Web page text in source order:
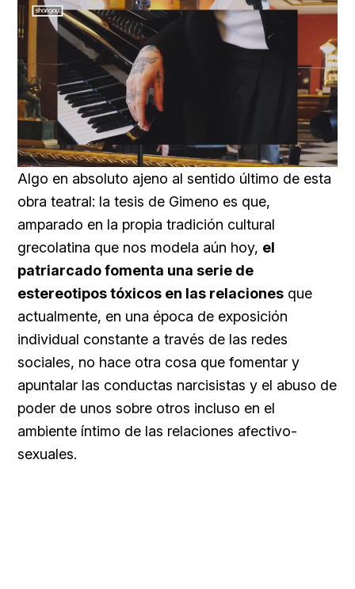
Unmute Loaded:
59.22%
Algo en absoluto ajeno al sentido último de esta
obra teatral: la tesis de Gimeno es que,
amparado en la propia tradición cultural
grecolatina que nos modela aún hoy, el
patriarcado fomenta una serie de
estereotipos tóxicos en las relaciones que
actualmente, en una época de exposición
individual constante a través de las redes
sociales, no hace otra cosa que fomentar y
apuntalar las conductas narcisistas y el abuso de
poder de unos sobre otros incluso en el
ambiente íntimo de las relaciones afectivo-
sexuales.